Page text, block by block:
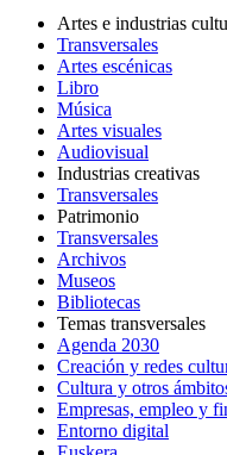
Artes e industrias
Transversales
Artes escénicas
Libro
Música
Artes visuales
Audiovisual
Industrias creativas
Transversales
Patrimonio
Transversales
Archivos
Museos
Bibliotecas
Temas transversales
Agenda 2030
Creación y redes
Cultura y otros
Empresas, empleo y
Entorno digital